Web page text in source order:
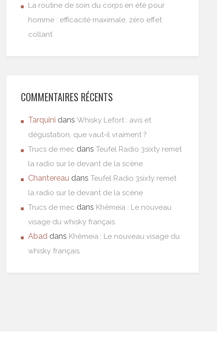
La routine de soin du corps en été pour
homme : efficacité maximale, zéro effet
collant
COMMENTAIRES RÉCENTS
Tarquini dansWhisky Lefort : avis et
dégustation, que vaut-il vraiment ?
Trucs de mec dansTeufel Radio 3sixty remet
la radio sur le devant de la scène
Chantereau dansTeufel Radio 3sixty remet
la radio sur le devant de la scène
Trucs de mec dans Khêmeia : Le nouveau
visage du whisky français.
Abad dans Khêmeia : Le nouveau visage du
whisky français.